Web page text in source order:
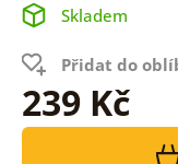
Skladem
Přidat do
239 Kč